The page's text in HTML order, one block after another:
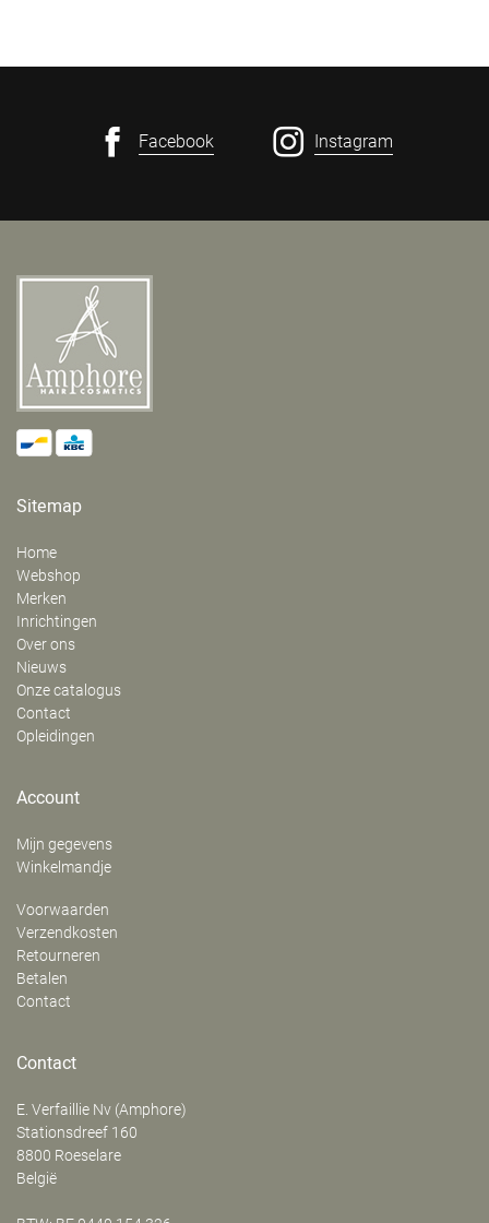
Facebook Instagram
Sitemap
Home
Webshop
Merken
Inrichtingen
Over ons
Nieuws
Onze catalogus
Contact
Opleidingen
Account
Mijn gegevens
Winkelmandje
Voorwaarden
Verzendkosten
Retourneren
Betalen
Contact
Contact
E. Verfaillie Nv (Amphore)
‍Stationsdreef 160
8800 Roeselare
België